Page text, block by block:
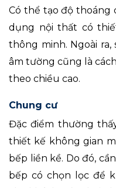
Có thể tạo độ thoáng
dụng nội thất có
thông minh. Ngoài
âm tường cũng là
theo chiều cao.
Chung cư
Đặc điểm thường
thiết kế không gian
bếp liền kề. Do đó,
bếp có chọn lọc để